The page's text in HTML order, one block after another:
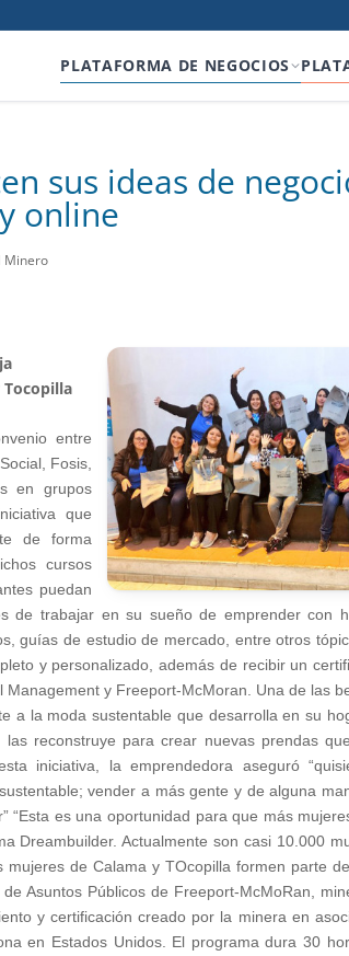
PLATAFORMA DE NEGOCIOS
sus ideas de
online
Minero
entre
Fosis,
en grupos
que
de forma
cursos
puedan
de trabajar en su sueño de emprender con
guías de estudio de mercado, entre otros
y personalizado, además de recibir un
y Freeport-McMoran. Una de las
a la moda sustentable que desarrolla en su
reconstruye para crear nuevas prendas
iniciativa, la emprendedora aseguró
vender a más gente y de alguna
“Esta es una oportunidad para que más
Dreambuilder. Actualmente son casi 10.000
de Calama y TOcopilla formen parte
Asuntos Públicos de Freeport-McMoRan,
y certificación creado por la minera en
en Estados Unidos. El programa dura 30